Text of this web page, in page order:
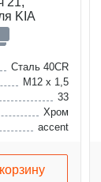
KIA
Сталь 40CR
M12 x 1,5
33
Хром
accent